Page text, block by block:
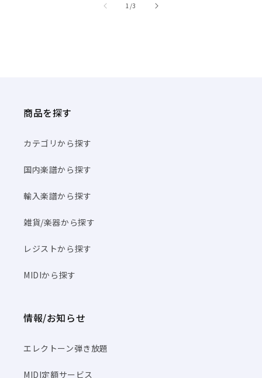
1 //3
商品を探す
カテゴリから探す
国内楽譜から探す
輸入楽譜から探す
雑貨/楽器から探す
レジストから探す
MIDIから探す
情報/お知らせ
エレクトーン弾き放題
MIDI定額サービス